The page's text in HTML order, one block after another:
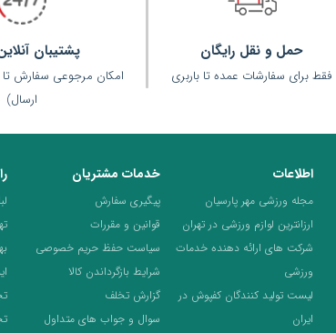
حمل و نقل رایگان
فقط برای سفارشات عمده تا باربری
پشتیبان آنلاین
ارسال)
اطلاعات
مجله ورزشی مهر پارسیان
ارزانترین لوازم ورزشی در تهران
شرکت های ارائه دهنده خدمات
ورزشی
لیست تولید کنندگان کفپوش در
ایران
خدمات مشتریان
پیگیری سفارش
قوانین و مقررات
سیاست حفظ حریم خصوصی
شرایط بازگرداندن کالا
گزارش تخلف
سوال و جواب های متداول